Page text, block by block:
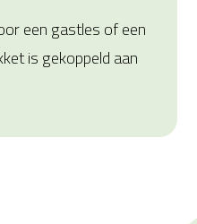
een gastles of een
is gekoppeld aan